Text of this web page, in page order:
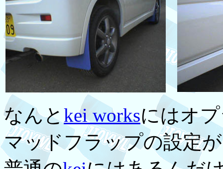
なんとkei worksにはオ
マッドフラップの設定が